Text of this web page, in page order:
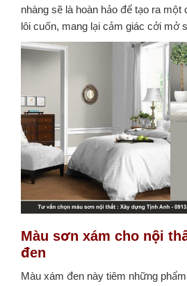
nhàng sẽ là hoàn hảo để tạo ra một
lôi cuốn, mang lại cảm giác cởi mở
Màu sơn xám cho nội
đen
Màu xám đen này tiêm những